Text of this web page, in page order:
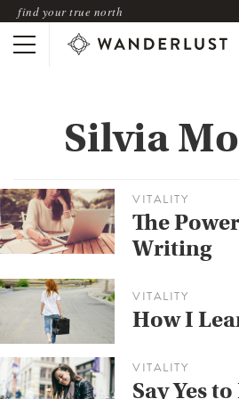
find your true north
Silvia
VITALITY
The
Writing
VITALITY
How I
VITALITY
Say Yes